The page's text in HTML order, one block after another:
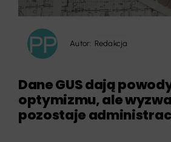
Autor: Redakcja
Dane GUS dają
optymizmu, ale
pozostaje